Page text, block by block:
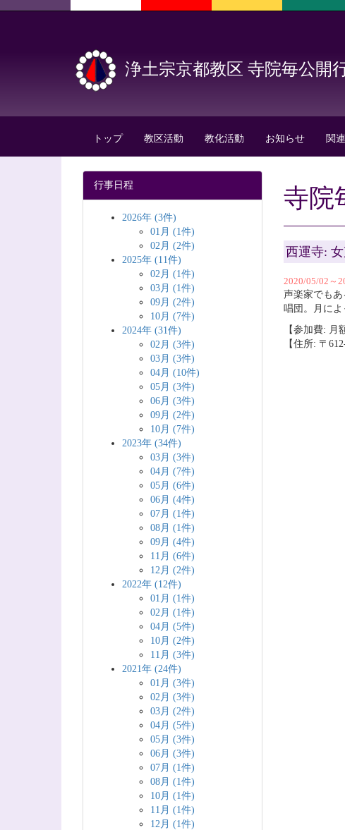
浄土宗京都教区 寺院毎公開
トップ 教区活動 教化活動 お知らせ 関
寺院
西運寺:
2020/05/02～
声楽家でも
唱団。月に
【参加費:
【住所: 〒
行事日程
2026年 (3件)
01月 (1件)
02月 (2件)
2025年 (11件)
02月 (1件)
03月 (1件)
09月 (2件)
10月 (7件)
2024年 (31件)
02月 (3件)
03月 (3件)
04月 (10件)
05月 (3件)
06月 (3件)
09月 (2件)
10月 (7件)
2023年 (34件)
03月 (3件)
04月 (7件)
05月 (6件)
06月 (4件)
07月 (1件)
08月 (1件)
09月 (4件)
11月 (6件)
12月 (2件)
2022年 (12件)
01月 (1件)
02月 (1件)
04月 (5件)
10月 (2件)
11月 (3件)
2021年 (24件)
01月 (3件)
02月 (3件)
03月 (2件)
04月 (5件)
05月 (3件)
06月 (3件)
07月 (1件)
08月 (1件)
10月 (1件)
11月 (1件)
12月 (1件)